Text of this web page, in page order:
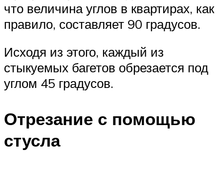
что величина углов в квартирах, как
правило, составляет 90 градусов.
Исходя из этого, каждый из
стыкуемых багетов обрезается под
углом 45 градусов.
Отрезание с помощью
стусла